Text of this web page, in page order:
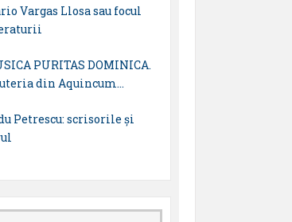
Vargas Llosa sau focul
PURITAS DOMINICA.
din Aquincum…
Petrescu: scrisorile şi